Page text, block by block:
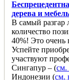
дерева и
В самый разгар
количество
40%! Это очень
Успейте
участвуют
Сингапур – (см.
Индонезии (см.